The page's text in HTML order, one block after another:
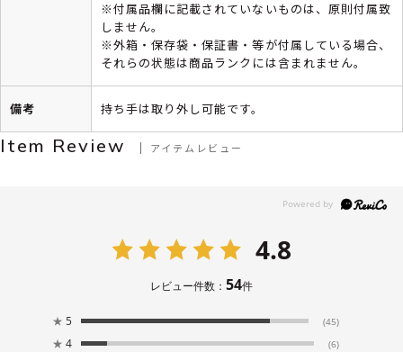
※付属品欄に記載されていないものは、原則付属致
しません。
※外箱・保存袋・保証書・等が付属している場合、
それらの状態は商品ランクには含まれません。
備考 持ち手は取り外し可能です。
Item Review アイテムレビュー
4.8
レビュー件数： 54件
★ 5 (45)
★ 4 (6)